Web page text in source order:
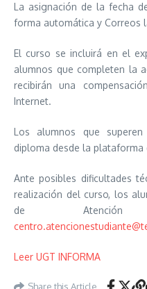
La asignación de la fecha
forma automática y Correos
El curso se incluirá en el
alumnos que completen la
recibirán una
Internet.
Los alumnos que
diploma desde la plataforma
Ante posibles dificultades
realización del curso, los
de
Leer UGT INFORMA
Share this Article